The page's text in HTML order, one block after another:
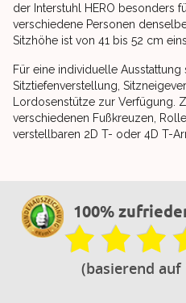
der Interstuhl HERO besonders
verschiedene Personen
Sitzhöhe ist von 41 bis 52 cm
Für eine individuelle Ausstattung
Sitztiefenverstellung,
Lordosenstütze zur Verfügung.
verschiedenen Fußkreuzen,
verstellbaren 2D T- oder 4D T-
100%
(basierend auf